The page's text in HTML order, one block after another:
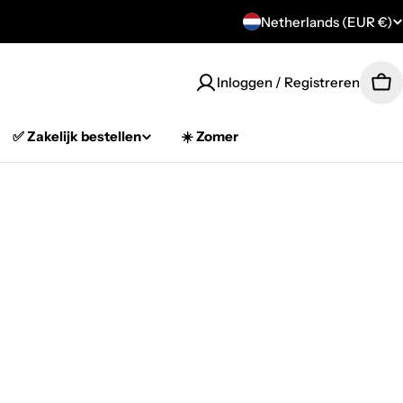
C
Netherlands (EUR €)
Inloggen / Registreren
✅ Zakelijk bestellen ☀️ Zomer